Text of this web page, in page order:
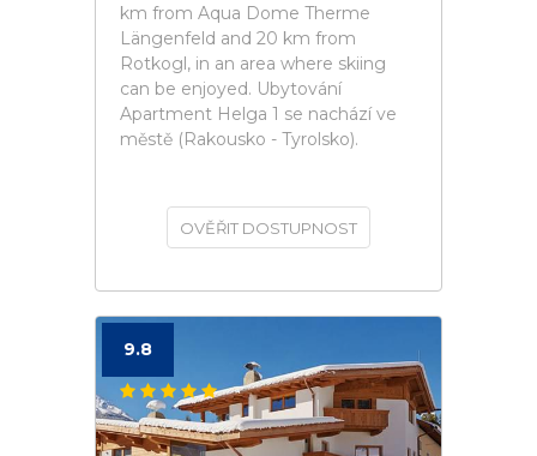
km from Aqua Dome Therme
Längenfeld and 20 km from
Rotkogl, in an area where skiing
can be enjoyed. Ubytování
Apartment Helga 1 se nachází ve
městě (Rakousko - Tyrolsko).
OVĚŘIT DOSTUPNOST
9.8